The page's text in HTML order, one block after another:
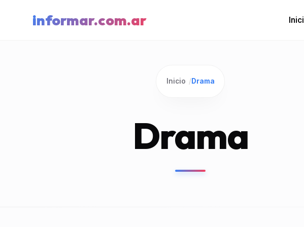
informar.com.ar
Inicio / Drama
Drama